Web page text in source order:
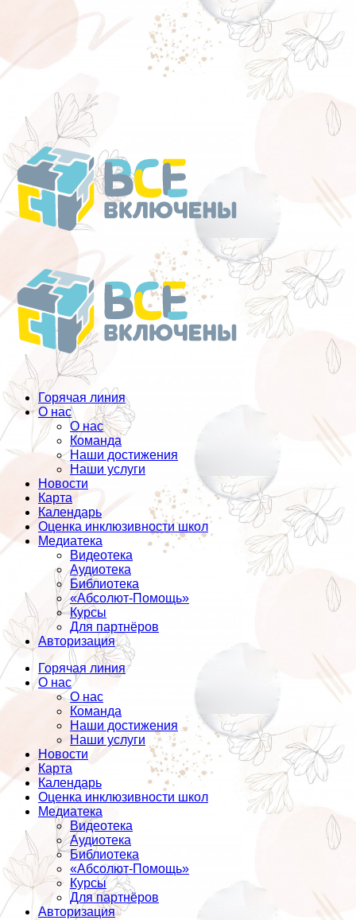
Перейти
к
содержанию
Горячая линия
О нас
О нас
Команда
Наши достижения
Наши услуги
Новости
Карта
Календарь
Оценка инклюзивности школ
Медиатека
Видеотека
Аудиотека
Библиотека
«Абсолют-Помощь»
Курсы
Для партнёров
Авторизация
Горячая линия
О нас
О нас
Команда
Наши достижения
Наши услуги
Новости
Карта
Календарь
Оценка инклюзивности школ
Медиатека
Видеотека
Аудиотека
Библиотека
«Абсолют-Помощь»
Курсы
Для партнёров
Авторизация